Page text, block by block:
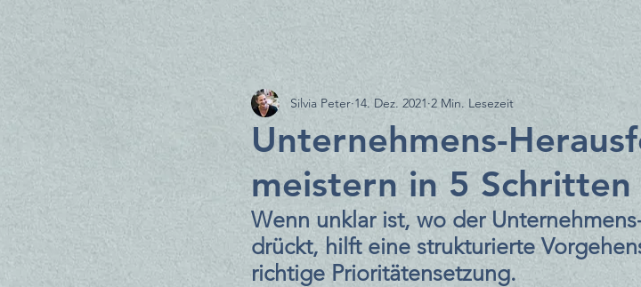
Unternehmens-
meistern in 5 Schritten
Silvia Peter 14. Dez. 2021 2 Min. Lesezeit
Wenn unklar ist, wo der
drückt, hilft eine strukturierte
richtige Prioritätensetzung.